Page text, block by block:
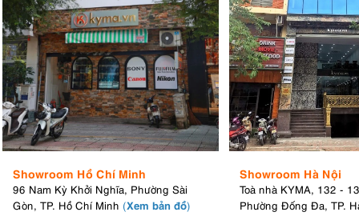
Showroom Hồ Chí Minh
96 Nam Kỳ Khởi Nghĩa, Phường Sài
Gòn, TP. Hồ Chí Minh (Xem bản đồ)
Showroom Hà Nội
Toà nhà KYMA, 132 -
Phường Đống Đa, TP.